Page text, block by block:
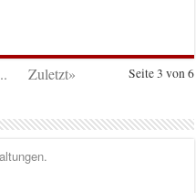
Seite 3 von 6
Zuletzt»